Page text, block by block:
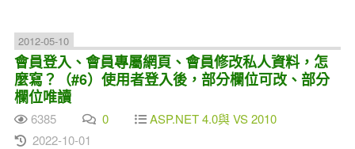
2012-05-10
會員登入、會員專屬網頁、會員修改私人資料，怎
麼寫？（#6）使用者登入後，部分欄位可改、部分
欄位唯讀
6385 0
ASP.NET 4.0與 VS 2010
2022-10-01